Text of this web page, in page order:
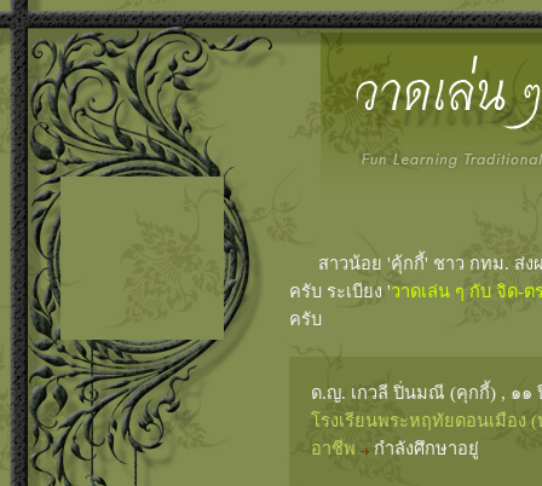
สาวน้อย 'คุ้กกี้' ชาว กทม. ส่ง
ครับ ระเบียง 'วาดเล่น ๆ กับ จิด-ต
ครับ
ด.ญ. เกวลี ปิ่นมณี (คุกกี้) , ๑๑
โรงเรียนพระหฤทัยดอนเมือง
อาชีพ
กำลังศึกษาอยู่